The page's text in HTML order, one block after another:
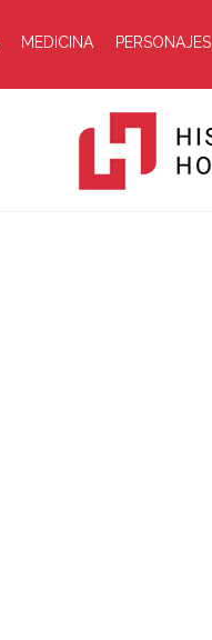
MEDICINA PERSONAJES